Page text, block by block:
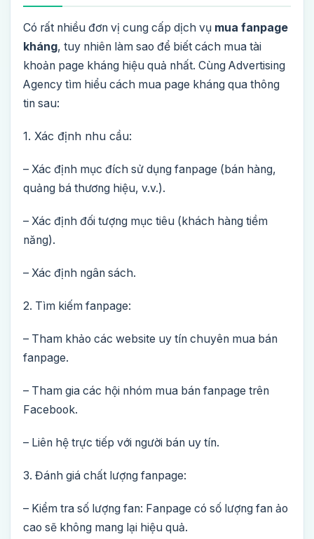
Có rất nhiều đơn vị cung cấp dịch vụ mua fanpage
kháng, tuy nhiên làm sao để biết cách mua tài
khoản page kháng hiệu quả nhất. Cùng Advertising
Agency tìm hiểu cách mua page kháng qua thông
tin sau:
1. Xác định nhu cầu:
– Xác định mục đích sử dụng fanpage (bán hàng,
quảng bá thương hiệu, v.v.).
– Xác định đối tượng mục tiêu (khách hàng tiềm
năng).
– Xác định ngân sách.
2. Tìm kiếm fanpage:
– Tham khảo các website uy tín chuyên mua bán
fanpage.
– Tham gia các hội nhóm mua bán fanpage trên
Facebook.
– Liên hệ trực tiếp với người bán uy tín.
3. Đánh giá chất lượng fanpage:
– Kiểm tra số lượng fan: Fanpage có số lượng fan ảo
cao sẽ không mang lại hiệu quả.